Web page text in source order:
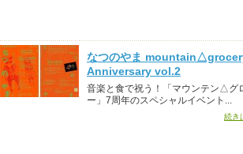
なつのやま
Anniversary vol.2
音楽と食で祝う！「マウンテン△グ
ー」7周年のスペシャルイベント...
続き